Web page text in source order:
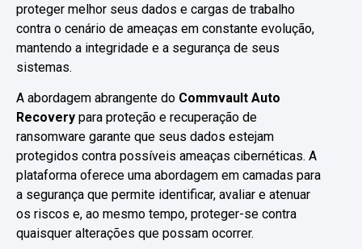
proteger melhor seus dados e cargas de trabalho
contra o cenário de ameaças em constante evolução,
mantendo a integridade e a segurança de seus
sistemas.
A abordagem abrangente do Commvault Auto
Recovery para proteção e recuperação de
ransomware garante que seus dados estejam
protegidos contra possíveis ameaças cibernéticas. A
plataforma oferece uma abordagem em camadas para
a segurança que permite identificar, avaliar e atenuar
os riscos e, ao mesmo tempo, proteger-se contra
quaisquer alterações que possam ocorrer.